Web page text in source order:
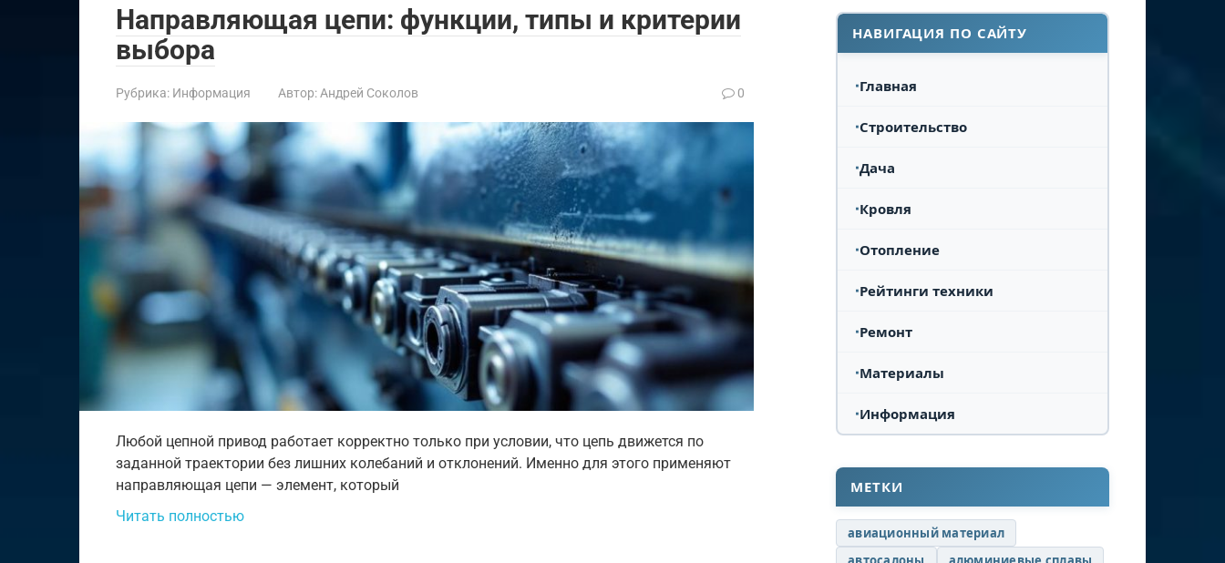
Направляющая цепи: функции, типы и критерии
выбора
Рубрика: Информация Автор: Андрей Соколов 0
Любой цепной привод работает корректно только при условии, что цепь движется по
заданной траектории без лишних колебаний и отклонений. Именно для этого применяют
направляющая цепи — элемент, который
Читать полностью
НАВИГАЦИЯ ПО САЙТУ
Главная
Строительство
Дача
Кровля
Отопление
Рейтинги техники
Ремонт
Материалы
Информация
МЕТКИ
авиационный материал